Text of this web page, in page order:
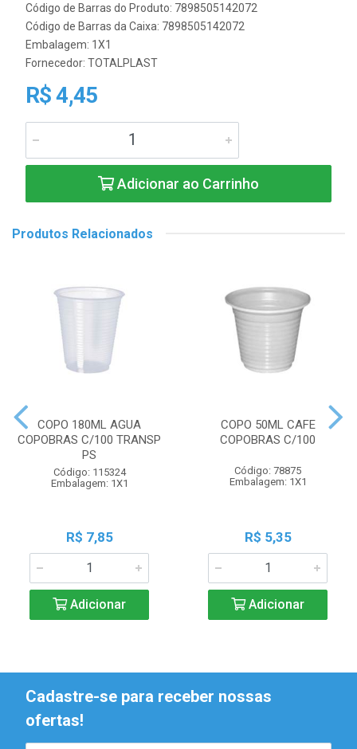
Código de Barras do Produto: 7898505142072
Código de Barras da Caixa: 7898505142072
Embalagem: 1X1
Fornecedor: TOTALPLAST
R$ 4,45
Adicionar ao Carrinho
Produtos Relacionados
COPO 180ML AGUA
COPOBRAS C/100 TRANSP
PS
Código: 115324
Embalagem: 1X1
R$ 7,85
Adicionar
COPO 50ML CAFE
COPOBRAS C/100
Código: 78875
Embalagem: 1X1
R$ 5,35
Adicionar
Cadastre-se para receber nossas
ofertas!